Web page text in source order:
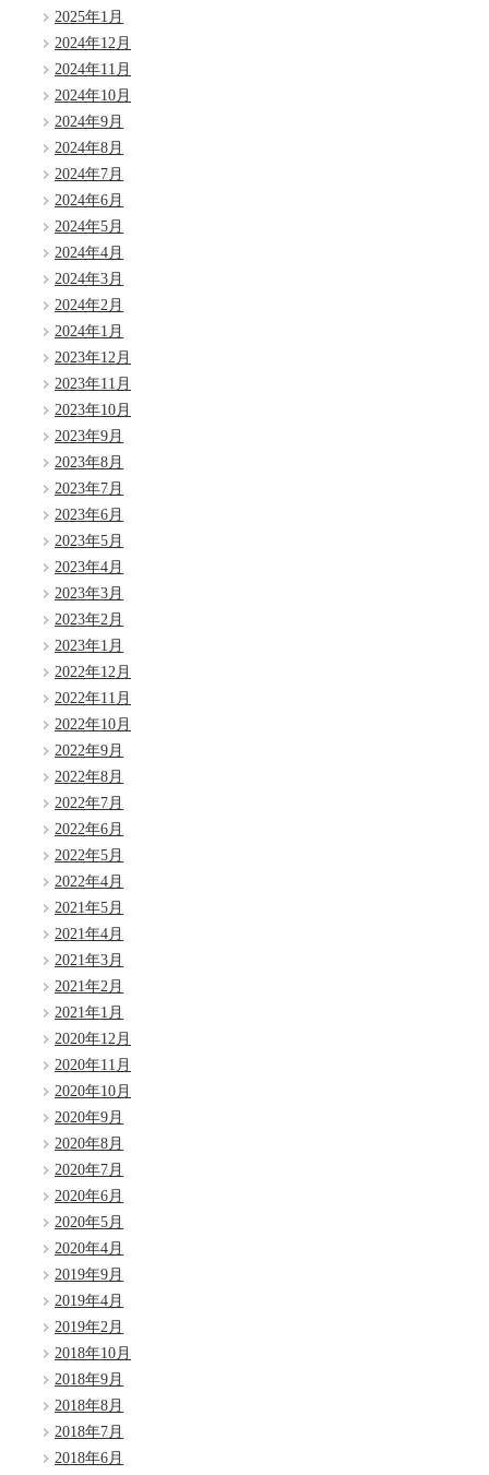
2025年1月
2024年12月
2024年11月
2024年10月
2024年9月
2024年8月
2024年7月
2024年6月
2024年5月
2024年4月
2024年3月
2024年2月
2024年1月
2023年12月
2023年11月
2023年10月
2023年9月
2023年8月
2023年7月
2023年6月
2023年5月
2023年4月
2023年3月
2023年2月
2023年1月
2022年12月
2022年11月
2022年10月
2022年9月
2022年8月
2022年7月
2022年6月
2022年5月
2022年4月
2021年5月
2021年4月
2021年3月
2021年2月
2021年1月
2020年12月
2020年11月
2020年10月
2020年9月
2020年8月
2020年7月
2020年6月
2020年5月
2020年4月
2019年9月
2019年4月
2019年2月
2018年10月
2018年9月
2018年8月
2018年7月
2018年6月